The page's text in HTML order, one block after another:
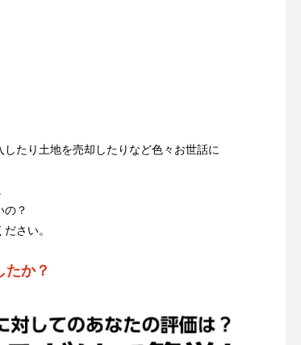
たり土地を売却したりなど色々お世話に
の？
さい。
たか？